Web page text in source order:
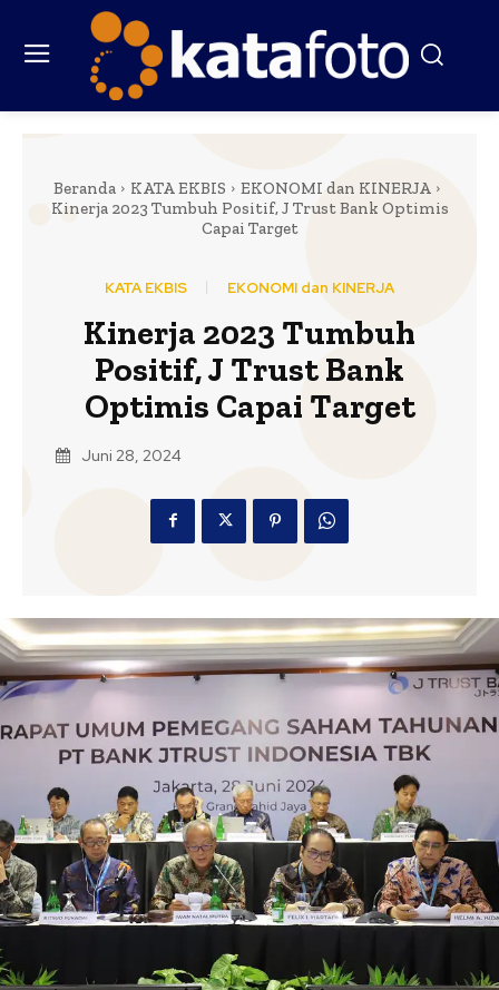
Beranda KATA EKBIS
EKONOMI dan KINERJA
Kinerja 2023 Tumbuh Positif, J Trust Bank Optimis
Capai Target
KATA EKBIS EKONOMI dan KINERJA
Kinerja 2023 Tumbuh
Positif, J Trust Bank
Optimis Capai Target
Juni 28, 2024